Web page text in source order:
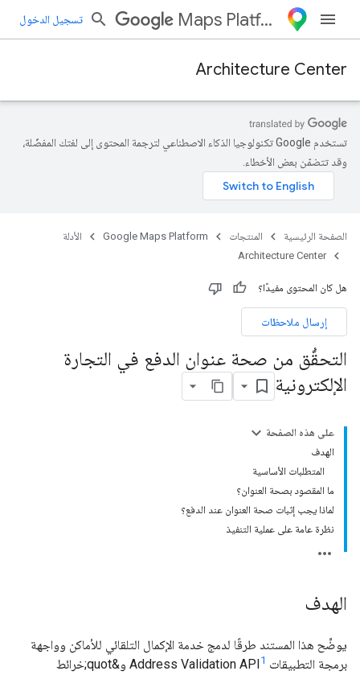
Maps Platform تسجيل الدخول
Architecture Center
تستخدم Google تكنولوجيا الذكاء الاصطناعي لترجمة المحتوى إلى لغتك المفضّلة،
وقد تتضمّن بعض الأخطاء.
الصفحة الرئيسية المنتجات Google Maps Platform
الأدلة
Architecture Center
هل كان المحتوى مفيدًا؟
إرسال ملاحظات
التحقُّق من صحة عنوان الدفع في التجارة
الإلكترونية
على هذه الصفحة
الهدف
المتطلبات الأساسية
ما المقصود بصحة العنوان؟
لماذا يجب إثبات صحة العنوان عند الدفع؟
نظرة عامة على عملية التنفيذ
الهدف
يوضِّح هذا المستند طرقًا لدمج خدمة الإكمال التلقائي للأماكن وواجهة
برمجة التطبيقات Address Validation API 1
و&quot;خرائط